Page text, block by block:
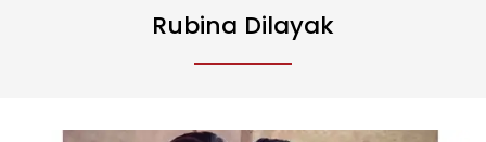
Rubina Dilayak